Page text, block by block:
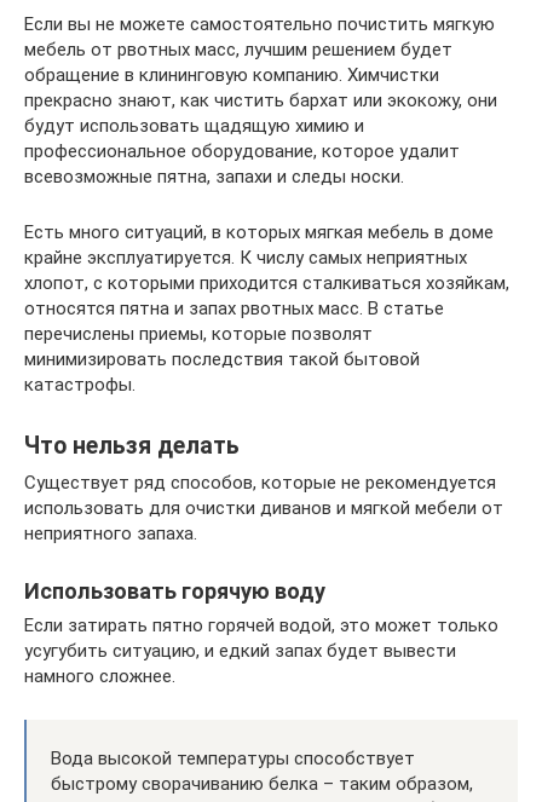
Если вы не можете самостоятельно почистить мягкую
мебель от рвотных масс, лучшим решением будет
обращение в клининговую компанию. Химчистки
прекрасно знают, как чистить бархат или экокожу, они
будут использовать щадящую химию и
профессиональное оборудование, которое удалит
всевозможные пятна, запахи и следы носки.
Есть много ситуаций, в которых мягкая мебель в доме
крайне эксплуатируется. К числу самых неприятных
хлопот, с которыми приходится сталкиваться хозяйкам,
относятся пятна и запах рвотных масс. В статье
перечислены приемы, которые позволят
минимизировать последствия такой бытовой
катастрофы.
Что нельзя делать
Существует ряд способов, которые не рекомендуется
использовать для очистки диванов и мягкой мебели от
неприятного запаха.
Использовать горячую воду
Если затирать пятно горячей водой, это может только
усугубить ситуацию, и едкий запах будет вывести
намного сложнее.
Вода высокой температуры способствует
быстрому сворачиванию белка – таким образом,